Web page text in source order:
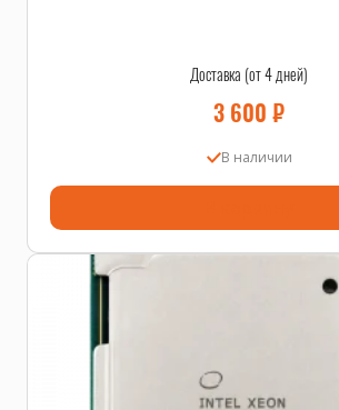
Доставка (от 4 дней)
3 600 ₽
В наличии